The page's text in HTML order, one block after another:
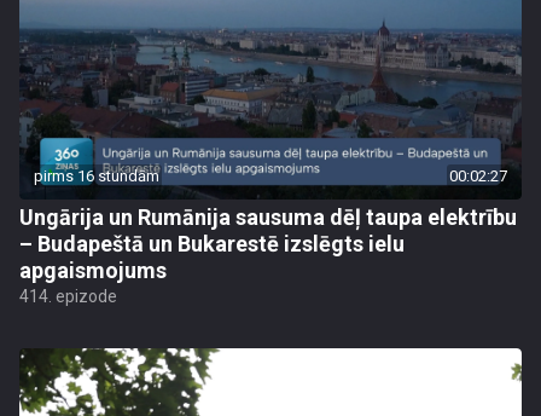
pirms 16 stundām 00:02:27
Ungārija un Rumānija sausuma dēļ taupa elektrību
– Budapeštā un Bukarestē izslēgts ielu
apgaismojums
414. epizode